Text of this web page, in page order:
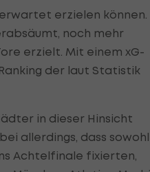
erzielen können.
noch mehr
erzielt. Mit einem xG-
der laut Statistik
in dieser Hinsicht
allerdings, dass sowohl
Achtelfinale fixierten,